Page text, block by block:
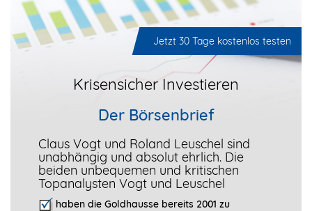
Jetzt 30 Tage kostenlos testen
Krisensicher Investieren
Der Börsenbrief
Claus Vogt und Roland Leuschel sind
unabhängig und absolut ehrlich. Die
beiden unbequemen und kritischen
Topanalysten Vogt und Leuschel
haben die Goldhausse bereits 2001 zu